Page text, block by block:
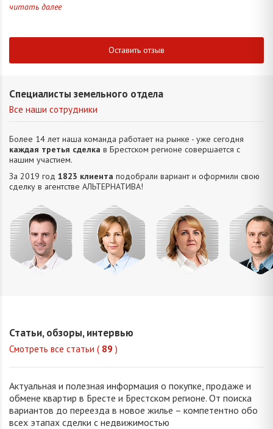
читать далее
Оставить отзыв
Специалисты земельного отдела
Все наши сотрудники
Более 14 лет наша команда работает на рынке - уже сегодня
каждая третья сделка в Брестском регионе совершается с
нашим участием.
За 2019 год 1823 клиента подобрали вариант и оформили свою
сделку в агентстве АЛЬТЕРНАТИВA!
Статьи, обзоры, интервью
Смотреть все статьи ( 89 )
Актуальная и полезная информация о покупке, продаже и
обмене квартир в Бресте и Брестском регионе. От поиска
вариантов до переезда в новое жилье – компетентно обо
всех этапах сделки с недвижимостью